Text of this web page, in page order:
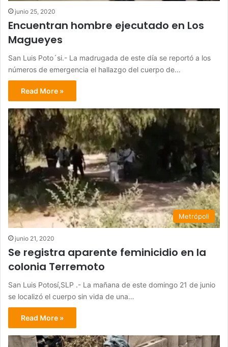
junio 25, 2020
Encuentran hombre ejecutado en Los
Magueyes
San Luis Poto´si.- La madrugada de este día se reportó a los
números de emergencia el hallazgo del cuerpo de…
Read More »
Metrópoli
junio 21, 2020
Se registra aparente feminicidio en la
colonia Terremoto
San Luis Potosí,SLP .- La mañana de este domingo 21 de junio
se localizó el cuerpo sin vida de una…
Read More »